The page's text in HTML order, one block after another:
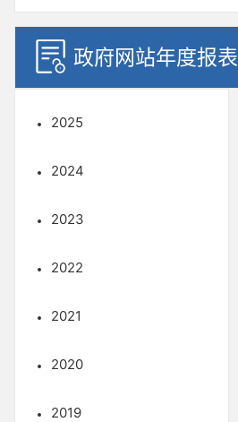
政府网站年度报表
2025
2024
2023
2022
2021
2020
2019